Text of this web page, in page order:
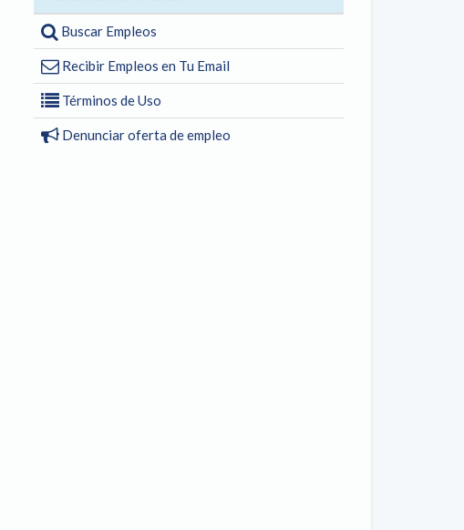
Buscar Empleos
Recibir Empleos en Tu Email
Términos de Uso
Denunciar oferta de empleo